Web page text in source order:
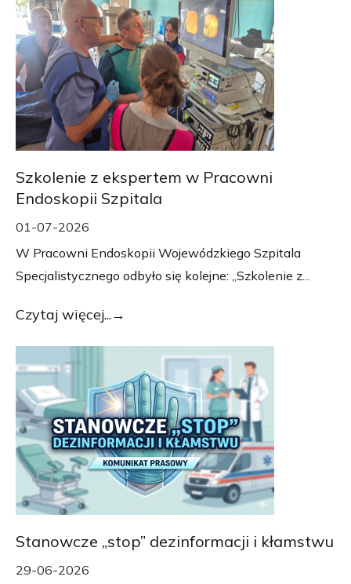
Szkolenie z ekspertem w Pracowni
Endoskopii Szpitala
01-07-2026
W Pracowni Endoskopii Wojewódzkiego Szpitala
Specjalistycznego odbyło się kolejne: „Szkolenie z...
Czytaj więcej...
Stanowcze „stop” dezinformacji i kłamstwu
29-06-2026